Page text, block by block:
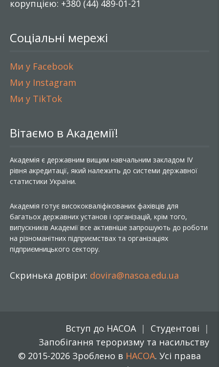
корупцією: +380 (44) 489-01-21
Соціальні мережі
Ми у Facebook
Ми у Instagram
Ми у TikTok
Вітаємо в Академії!
Академія є державним вищим навчальним закладом IV
рівня акредитації, який належить до системи державної
статистики України.
Академія готує висококваліфікованих фахівців для
багатьох державних установ і організацій, крім того,
випускників Академії все активніше запрошують до роботи
на різноманітних підприємствах та організаціях
підприємницького сектору.
Скринька довіри: dovira@nasoa.edu.ua
Вступ до НАСОА
Студентові
Запобігання тероризму та насильству
© 2015-2026 Зроблено в НАСОА. Усі права